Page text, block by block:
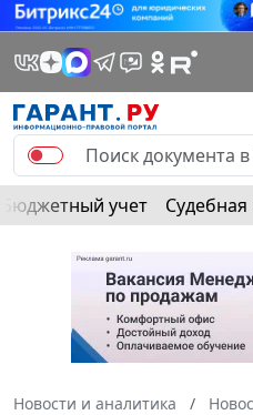
Бюджетный учет Судебная
Новости и аналитика